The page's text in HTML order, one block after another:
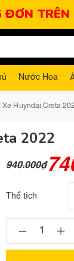
ĐƠN
Nước Hoa
Huyndai Creta
2022
940.000₫
Thể tích